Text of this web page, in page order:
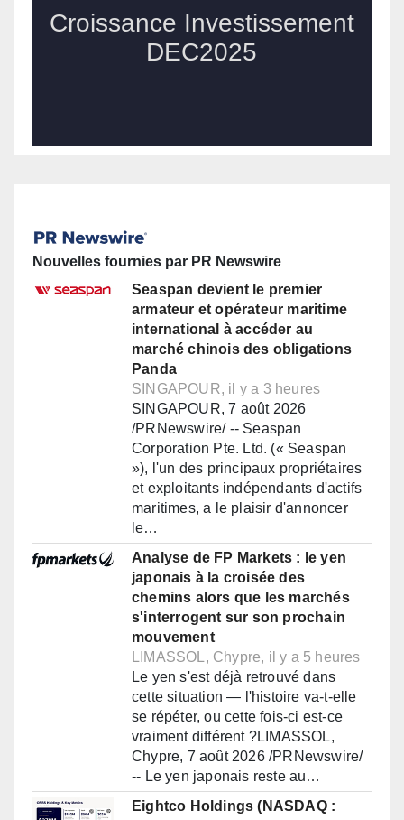
Nouvelles fournies par PR Newswire
Seaspan devient le premier
armateur et opérateur maritime
international à accéder au
marché chinois des obligations
Panda
SINGAPOUR, il y a 3 heures
SINGAPOUR, 7 août 2026
/PRNewswire/ -- Seaspan
Corporation Pte. Ltd. (« Seaspan
»), l'un des principaux propriétaires
et exploitants indépendants d'actifs
maritimes, a le plaisir d'annoncer
le…
Analyse de FP Markets : le yen
japonais à la croisée des
chemins alors que les marchés
s'interrogent sur son prochain
mouvement
LIMASSOL, Chypre, il y a 5 heures
Le yen s'est déjà retrouvé dans
cette situation — l'histoire va-t-elle
se répéter, ou cette fois-ci est-ce
vraiment différent ?LIMASSOL,
Chypre, 7 août 2026 /PRNewswire/
-- Le yen japonais reste au…
Eightco Holdings (NASDAQ :